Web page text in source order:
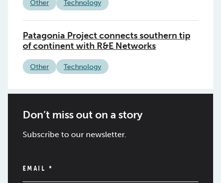
Other Technology
Patagonia Project connects southern tip
of continent with R&E Networks
Other Technology
Don’t miss out on a story
Subscribe to our newsletter.
EMAIL *